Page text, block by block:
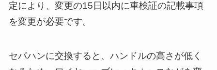
定により、変更の15日以内に車検証の記載事項
を変更が必要です。
セパハンに交換すると、ハンドルの高さが低く